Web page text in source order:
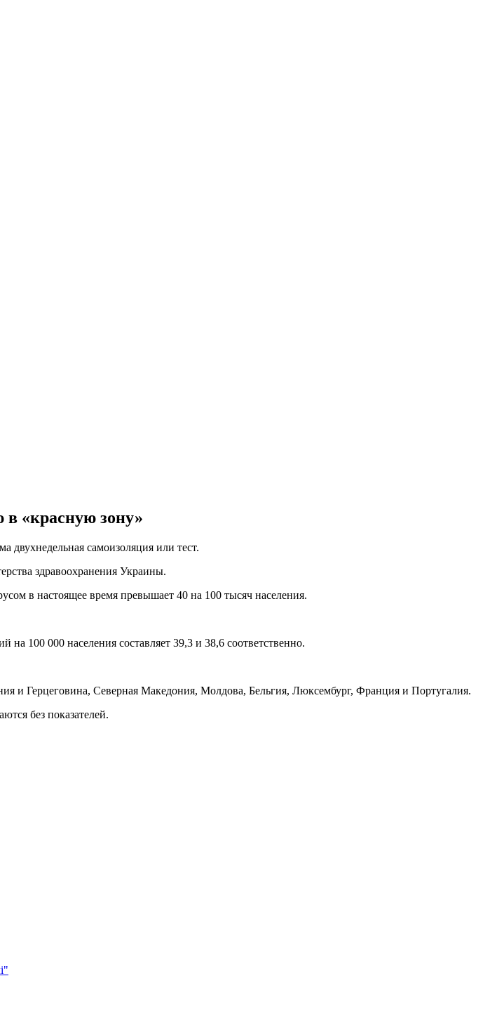
«красную зону»
двухнедельная самоизоляция или тест.
здравоохранения Украины.
в настоящее время превышает 40 на 100 тысяч населения.
100 000 населения составляет 39,3 и 38,6 соответственно.
и Герцеговина, Северная Македония, Молдова, Бельгия, Люксембург, Франция и Португалия.
без показателей.